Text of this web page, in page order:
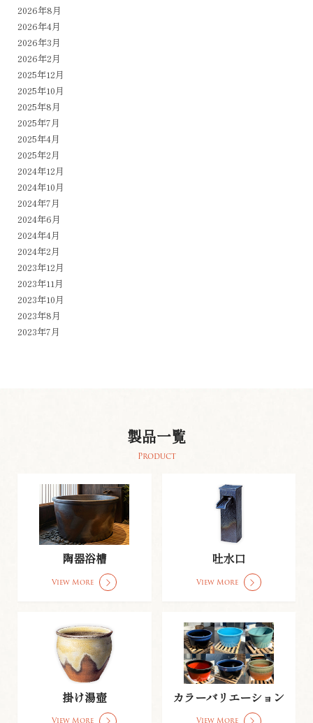
2026年8月
2026年4月
2026年3月
2026年2月
2025年12月
2025年10月
2025年8月
2025年7月
2025年4月
2025年2月
2024年12月
2024年10月
2024年7月
2024年6月
2024年4月
2024年2月
2023年12月
2023年11月
2023年10月
2023年8月
2023年7月
製品一覧
Product
陶器浴槽
View More
吐水口
View More
掛け湯壺
View More
カラーバリエーション
View More